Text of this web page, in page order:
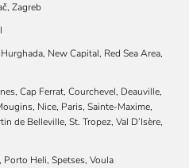
Zagreb
New Capital, Red Sea Area,
Cap Ferrat, Courchevel, Deauville,
Nice, Paris, Sainte-Maxime,
de Belleville, St. Tropez, Val D’Isère,
Heli, Spetses, Voula